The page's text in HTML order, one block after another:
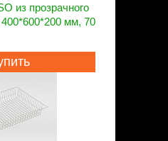
из прозрачного
мм, 70